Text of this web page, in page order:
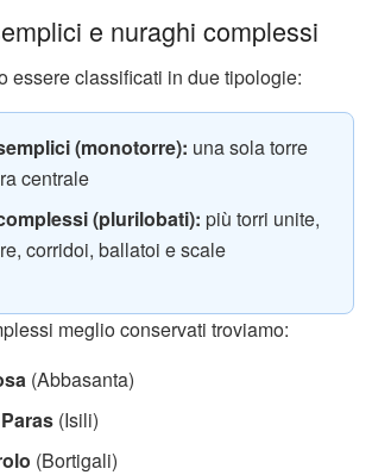
e nuraghi complessi
essere classificati in due tipologie:
(monotorre): una sola torre
centrale
(plurilobati): più torri unite,
corridoi, ballatoi e scale
meglio conservati troviamo:
(Abbasanta)
(Isili)
(Bortigali)